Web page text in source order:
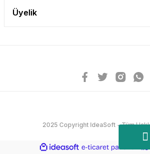
Üyelik
2025 Copyright IdeaSoft - Tüm
ideasoft